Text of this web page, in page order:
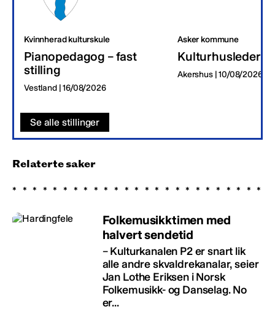
Kvinnherad kulturskule
Pianopedagog – fast
stilling
Vestland | 16/08/2026
Asker kommune
Kulturhusleder
Akershus | 10/08/2026
Se alle stillinger
Relaterte saker
Folkemusikktimen med
halvert sendetid
– Kulturkanalen P2 er snart lik
alle andre skvaldrekanalar, seier
Jan Lothe Eriksen i Norsk
Folkemusikk- og Danselag. No
er...